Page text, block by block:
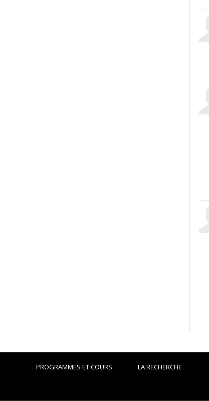
PROGRAMMES ET COURS LA RECHERCHE